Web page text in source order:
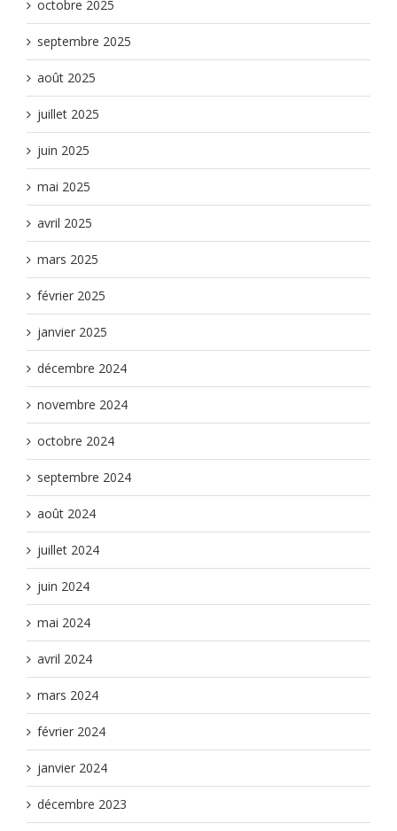
octobre 2025
septembre 2025
août 2025
juillet 2025
juin 2025
mai 2025
avril 2025
mars 2025
février 2025
janvier 2025
décembre 2024
novembre 2024
octobre 2024
septembre 2024
août 2024
juillet 2024
juin 2024
mai 2024
avril 2024
mars 2024
février 2024
janvier 2024
décembre 2023